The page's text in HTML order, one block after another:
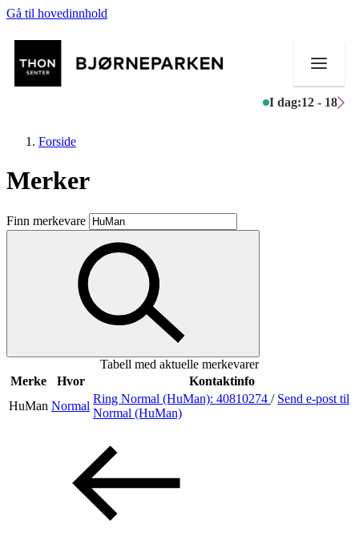
Gå til hovedinnhold
I dag:12 - 18
Butikker
Mat og drikke
Aktiviteter
Søk
Åpningstider
Praktisk informasjon
Forside
Merker
Finn merkevare
Tabell med aktuelle merkevarer
Merke
Hvor
Kontaktinfo
HuMan Normal
Ring Normal (HuMan): 40810274 / Send e-post til
Normal (HuMan)